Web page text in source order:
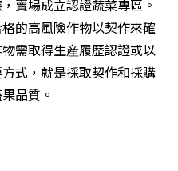
賣場成立認證蔬菜專區。
的高風險作物以契作來確
需取得生産履歷認證或以
式，就是採取契作和採購
品質。